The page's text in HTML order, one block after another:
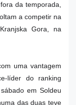
da temporada,
a competir na
Gora, na
uma vantagem
líder do ranking
em Soldeu
das duas teve